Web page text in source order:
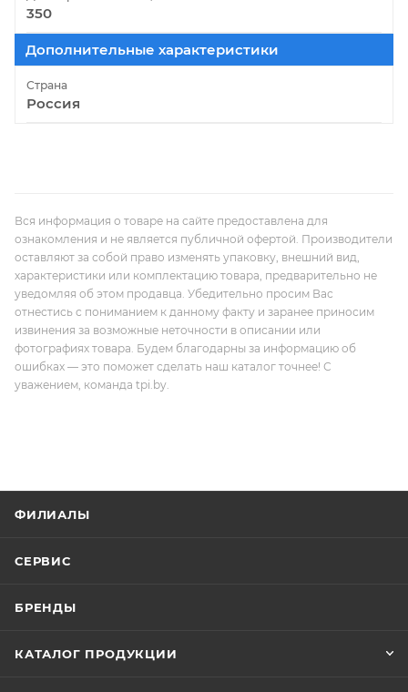
350
Дополнительные характеристики
Страна
Россия
Вся информация о товаре на сайте предоставлена для
ознакомления и не является публичной офертой. Производители
оставляют за собой право изменять упаковку, внешний вид,
характеристики или комплектацию товара, предварительно не
уведомляя об этом продавца. Убедительно просим Вас
отнестись с пониманием к данному факту и заранее приносим
извинения за возможные неточности в описании или
фотографиях товара. Будем благодарны за информацию об
ошибках — это поможет сделать наш каталог точнее! С
уважением, команда tpi.by.
ФИЛИАЛЫ
СЕРВИС
БРЕНДЫ
КАТАЛОГ ПРОДУКЦИИ